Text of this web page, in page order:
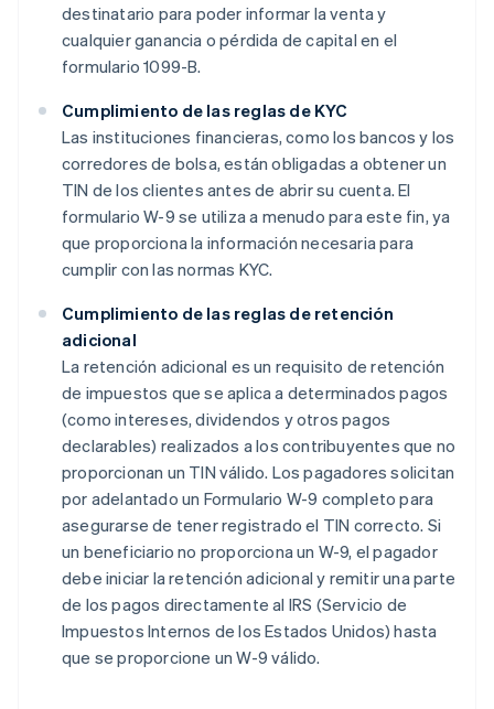
destinatario para poder informar la venta y
cualquier ganancia o pérdida de capital en el
formulario 1099-B.
Cumplimiento de las reglas de KYC
Las instituciones financieras, como los bancos y los
corredores de bolsa, están obligadas a obtener un
TIN de los clientes antes de abrir su cuenta. El
formulario W-9 se utiliza a menudo para este fin, ya
que proporciona la información necesaria para
cumplir con las normas KYC.
Cumplimiento de las reglas de retención
adicional
La retención adicional es un requisito de retención
de impuestos que se aplica a determinados pagos
(como intereses, dividendos y otros pagos
declarables) realizados a los contribuyentes que no
proporcionan un TIN válido. Los pagadores solicitan
por adelantado un Formulario W-9 completo para
asegurarse de tener registrado el TIN correcto. Si
un beneficiario no proporciona un W-9, el pagador
debe iniciar la retención adicional y remitir una parte
de los pagos directamente al IRS (Servicio de
Impuestos Internos de los Estados Unidos) hasta
que se proporcione un W-9 válido.